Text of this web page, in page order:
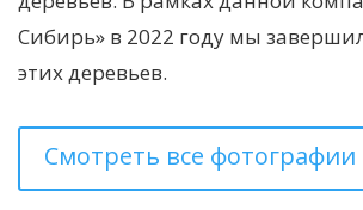
Сибирь» в 2022 году мы
этих деревьев.
Смотреть все фотографии